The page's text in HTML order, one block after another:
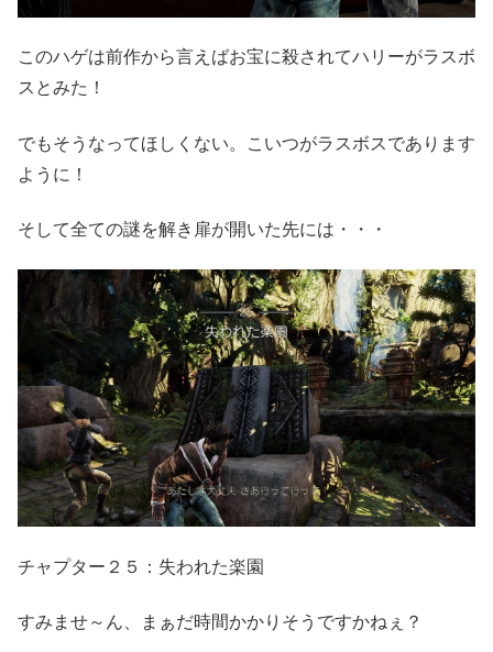
このハゲは前作から言えばお宝に殺されてハリーがラスボ
スとみた！
でもそうなってほしくない。こいつがラスボスであります
ように！
そして全ての謎を解き扉が開いた先には・・・
チャプター２５：失われた楽園
すみませ～ん、まぁだ時間かかりそうですかねぇ？